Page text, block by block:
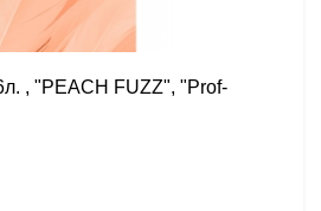
, "PEACH FUZZ", "Prof-